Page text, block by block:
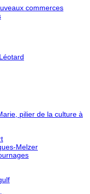
commerces
pilier de la culture à
Melzer